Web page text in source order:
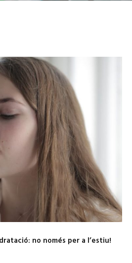
no només per a l’estiu!